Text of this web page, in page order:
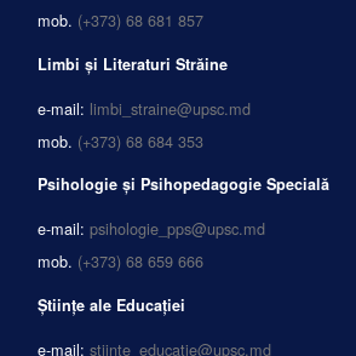
mob. (+373) 68 681 857
Limbi și Literaturi Străine
e-mail: limbi_straine@upsc.md
mob. (+373) 68 684 353
Psihologie și Psihopedagogie Specială
e-mail: psihologie_pps@upsc.md
mob. (+373) 68 659 666
Științe ale Educației
e-mail: stiinte_educatie@upsc.md